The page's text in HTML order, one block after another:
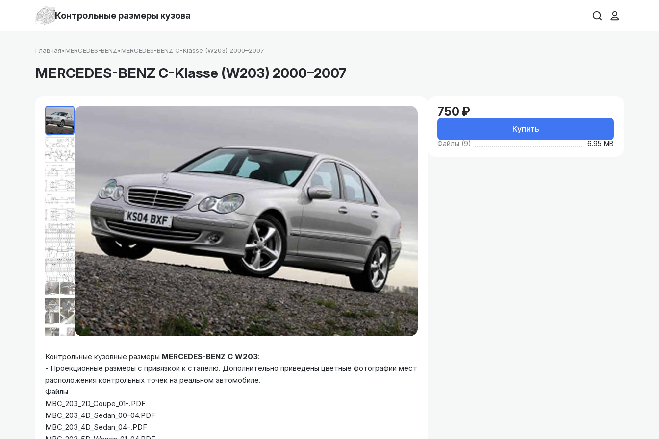
Контрольные размеры кузова
Главная•MERCEDES-BENZ•MERCEDES-BENZ C-Klasse (W203) 2000–2007
MERCEDES-BENZ C-Klasse (W203) 2000–2007
Контрольные кузовные размеры MERCEDES-BENZ C W203:
- Проекционные размеры с привязкой к стапелю. Дополнительно приведены цветные фотографии мест
расположения контрольных точек на реальном автомобиле.
Файлы
MBC_203_2D_Coupe_01-.PDF
MBC_203_4D_Sedan_00-04.PDF
MBC_203_4D_Sedan_04-.PDF
750 ₽
Купить
Файлы (9) 6.95 MB